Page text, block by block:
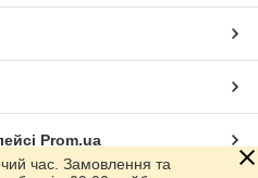
Prom.ua
час. Замовлення та